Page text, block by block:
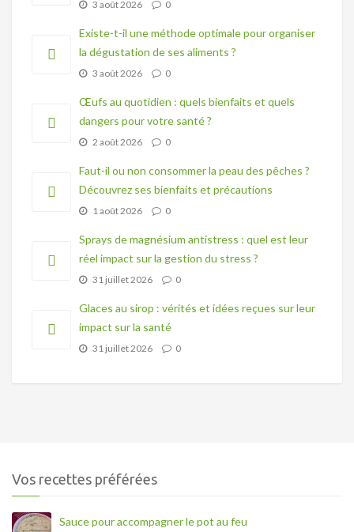
3 août 2026 0
Existe-t-il une méthode optimale pour organiser
la dégustation de ses aliments ?
3 août 2026 0
Œufs au quotidien : quels bienfaits et quels
dangers pour votre santé ?
2 août 2026 0
Faut-il ou non consommer la peau des pêches ?
Découvrez ses bienfaits et précautions
1 août 2026 0
Sprays de magnésium antistress : quel est leur
réel impact sur la gestion du stress ?
31 juillet 2026 0
Glaces au sirop : vérités et idées reçues sur leur
impact sur la santé
31 juillet 2026 0
Vos recettes préférées
Sauce pour accompagner le pot au feu